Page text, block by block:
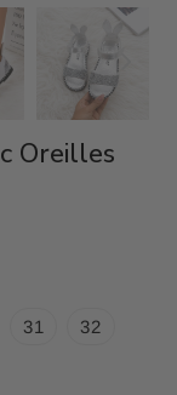
Oreilles
31 32